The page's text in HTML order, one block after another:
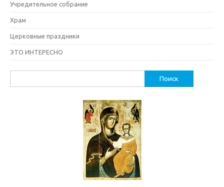
Учредительное собрание
Храм
Церковные праздники
ЭТО ИНТЕРЕСНО